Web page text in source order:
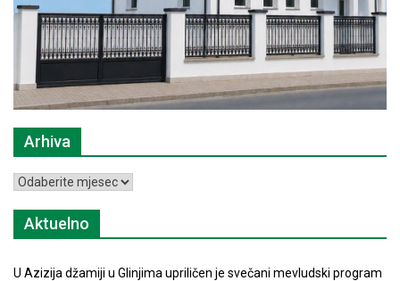
Arhiva
Arhiva
Aktuelno
U Azizija džamiji u Glinjima upriličen je svečani mevludski program